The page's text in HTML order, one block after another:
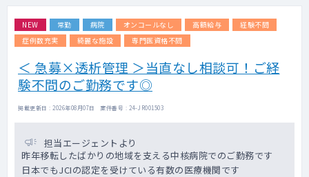
NEW 常勤 病院 オンコールなし 高額給与
経験不問
症例数充実
綺麗な施設 専門医資格不問
＜ 急募×透析管理 ＞当直なし相談可！ご経
験不問のご勤務です◎
掲載更新日 : 2026年08月07日 案件番号 : 24-JR001503
担当エージェントより
昨年移転したばかりの地域を支える中核病院でのご勤務です
日本でもJCIの認定を受けている有数の医療機関です